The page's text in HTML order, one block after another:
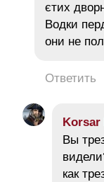
єтих
Водки
они не
Ответить
Korsar
Вы
как